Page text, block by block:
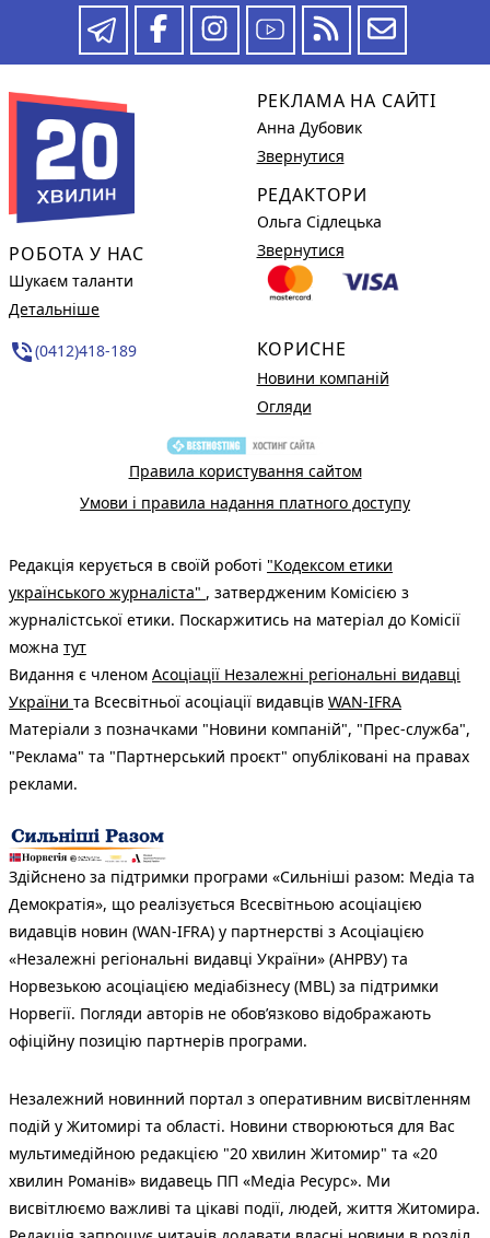
РОБОТА У НАС
Шукаєм таланти
Детальніше
phone_in_talk(0412)418-189
РЕКЛАМА НА САЙТІ
Анна Дубовик
Звернутися
РЕДАКТОРИ
Ольга Сідлецька
Звернутися
КОРИСНЕ
Новини компаній
Огляди
Правила користування сайтом
Умови і правила надання платного доступу
Редакція керується в своїй роботі "Кодексом етики
українського журналіста" , затвердженим Комісією з
журналістської етики. Поскаржитись на матеріал до Комісії
можна тут
Видання є членом Асоціації Незалежні регіональні видавці
України та Всесвітньої асоціації видавців WAN-IFRA
Матеріали з позначками "Новини компаній", "Прес-служба",
"Реклама" та "Партнерський проєкт" опубліковані на правах
реклами.
Здійснено за підтримки програми «Сильніші разом: Медіа та
Демократія», що реалізується Всесвітньою асоціацією
видавців новин (WAN-IFRA) у партнерстві з Асоціацією
«Незалежні регіональні видавці України» (АНРВУ) та
Норвезькою асоціацією медіабізнесу (MBL) за підтримки
Норвегії. Погляди авторів не обов’язково відображають
офіційну позицію партнерів програми.
Незалежний новинний портал з оперативним висвітленням
подій у Житомирі та області. Новини створюються для Вас
мультимедійною редакцією "20 хвилин Житомир" та «20
хвилин Романів» видавець ПП «Медіа Ресурс». Ми
висвітлюємо важливі та цікаві події, людей, життя Житомира.